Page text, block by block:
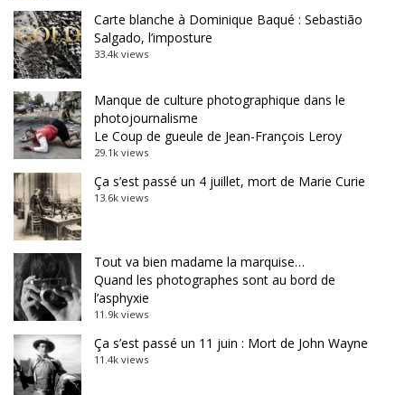
Carte blanche à Dominique Baqué : Sebastião
Salgado, l’imposture
33.4k views
Manque de culture photographique dans le
photojournalisme
Le Coup de gueule de Jean-François Leroy
29.1k views
Ça s’est passé un 4 juillet, mort de Marie Curie
13.6k views
Tout va bien madame la marquise…
Quand les photographes sont au bord de
l’asphyxie
11.9k views
Ça s’est passé un 11 juin : Mort de John Wayne
11.4k views